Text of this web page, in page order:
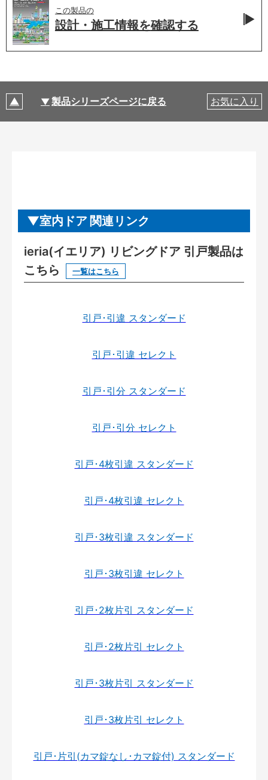
この製品の
設計・施工情報を確認する
製品シリーズページに戻る お気に入り
室内ドア 関連リンク
ieria(イエリア) リビングドア 引戸製品は
こちら
一覧はこちら
引戸･引違 スタンダード
引戸･引違 セレクト
引戸･引分 スタンダード
引戸･引分 セレクト
引戸･4枚引違 スタンダード
引戸･4枚引違 セレクト
引戸･3枚引違 スタンダード
引戸･3枚引違 セレクト
引戸･2枚片引 スタンダード
引戸･2枚片引 セレクト
引戸･3枚片引 スタンダード
引戸･3枚片引 セレクト
引戸･片引(カマ錠なし･カマ錠付) スタンダード